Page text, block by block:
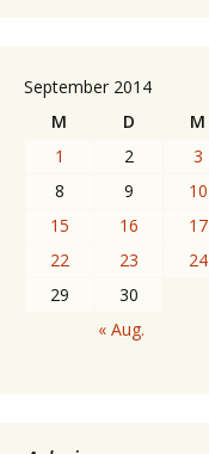
September 2014
M
D M
1
2 3
8
9 10
15
16 17
22
23 24
29
30
« Aug.